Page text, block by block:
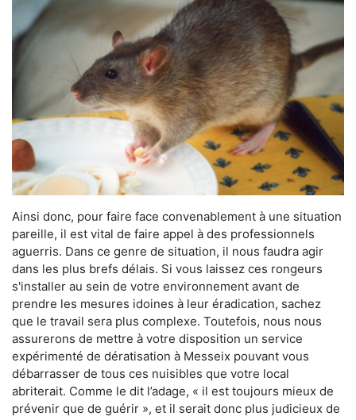
Ainsi donc, pour faire face convenablement à une situation
pareille, il est vital de faire appel à des professionnels
aguerris. Dans ce genre de situation, il nous faudra agir
dans les plus brefs délais. Si vous laissez ces rongeurs
s'installer au sein de votre environnement avant de
prendre les mesures idoines à leur éradication, sachez
que le travail sera plus complexe. Toutefois, nous nous
assurerons de mettre à votre disposition un service
expérimenté de dératisation à Messeix pouvant vous
débarrasser de tous ces nuisibles que votre local
abriterait. Comme le dit l’adage, « il est toujours mieux de
prévenir que de guérir », et il serait donc plus judicieux de